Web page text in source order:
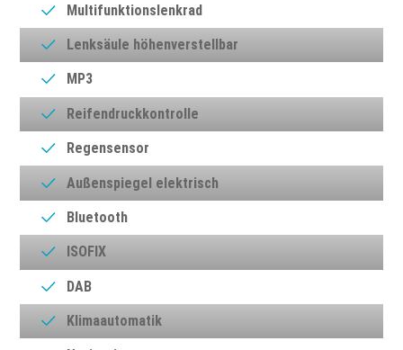
Multifunktionslenkrad
Lenksäule höhenverstellbar
MP3
Reifendruckkontrolle
Regensensor
Außenspiegel elektrisch
Bluetooth
ISOFIX
DAB
Klimaautomatik